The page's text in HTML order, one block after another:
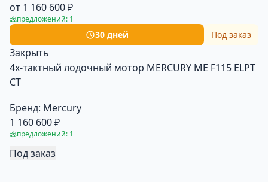
от 1 160 600 ₽
предложений: 1
30 дней Под заказ
Закрыть
4х-тактный лодочный мотор MERCURY ME F115 ELPT
CT
Бренд: Mercury
1 160 600 ₽
предложений: 1
Под заказ